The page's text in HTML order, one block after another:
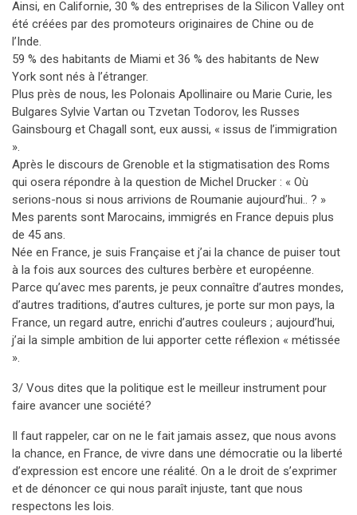
Ainsi, en Californie, 30 % des entreprises de la Silicon Valley ont
été créées par des promoteurs originaires de Chine ou de
l’Inde.
59 % des habitants de Miami et 36 % des habitants de New
York sont nés à l’étranger.
Plus près de nous, les Polonais Apollinaire ou Marie Curie, les
Bulgares Sylvie Vartan ou Tzvetan Todorov, les Russes
Gainsbourg et Chagall sont, eux aussi, « issus de l’immigration
».
Après le discours de Grenoble et la stigmatisation des Roms
qui osera répondre à la question de Michel Drucker : « Où
serions-nous si nous arrivions de Roumanie aujourd’hui.. ? »
Mes parents sont Marocains, immigrés en France depuis plus
de 45 ans.
Née en France, je suis Française et j’ai la chance de puiser tout
à la fois aux sources des cultures berbère et européenne.
Parce qu’avec mes parents, je peux connaître d’autres mondes,
d’autres traditions, d’autres cultures, je porte sur mon pays, la
France, un regard autre, enrichi d’autres couleurs ; aujourd’hui,
j’ai la simple ambition de lui apporter cette réflexion « métissée
».
3/ Vous dites que la politique est le meilleur instrument pour
faire avancer une société?
Il faut rappeler, car on ne le fait jamais assez, que nous avons
la chance, en France, de vivre dans une démocratie ou la liberté
d’expression est encore une réalité. On a le droit de s’exprimer
et de dénoncer ce qui nous paraît injuste, tant que nous
respectons les lois.